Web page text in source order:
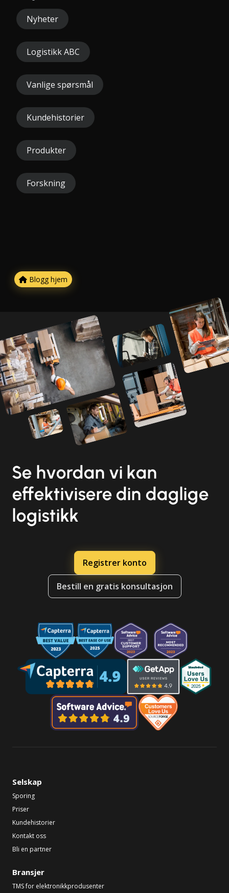
Nyheter
Logistikk ABC
Vanlige spørsmål
Kundehistorier
Produkter
Forskning
Blogg hjem
Se hvordan vi kan
effektivisere din daglige
logistikk
Registrer konto
Bestill en gratis konsultasjon
Selskap
Sporing
Priser
Kundehistorier
Kontakt oss
Bli en partner
Bransjer
TMS for elektronikkprodusenter